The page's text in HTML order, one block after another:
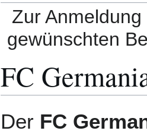
Zur
gewünschten
FC
Navigation
Suche
Der FC